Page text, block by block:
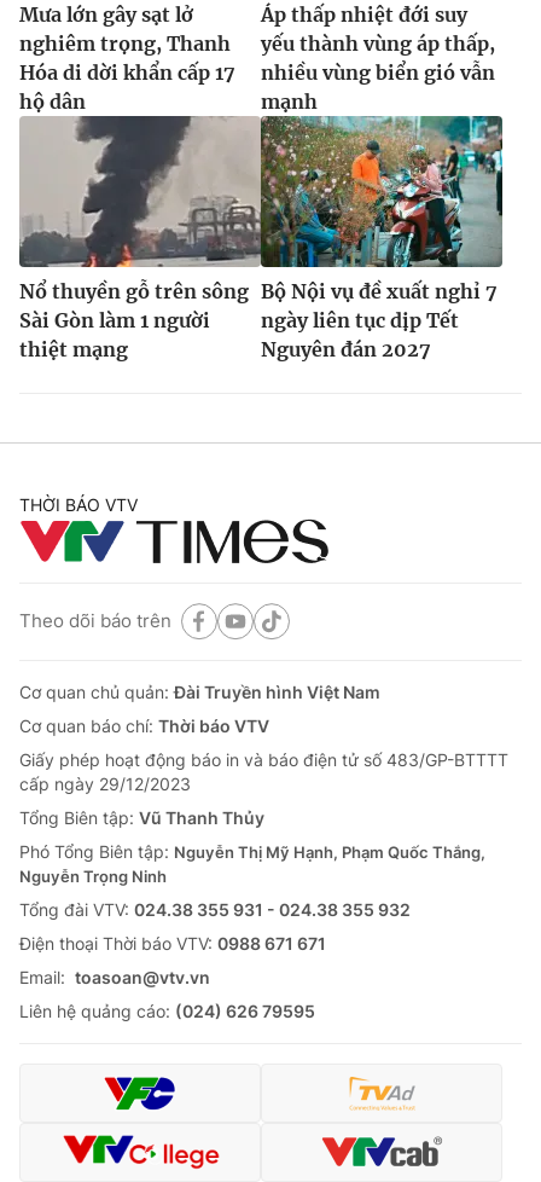
Mưa lớn gây sạt lở
nghiêm trọng, Thanh
Hóa di dời khẩn cấp 17
hộ dân
Áp thấp nhiệt đới suy
yếu thành vùng áp thấp,
nhiều vùng biển gió vẫn
mạnh
Nổ thuyền gỗ trên sông
Sài Gòn làm 1 người
thiệt mạng
Bộ Nội vụ đề xuất nghỉ 7
ngày liên tục dịp Tết
Nguyên đán 2027
THỜI BÁO VTV
Theo dõi báo trên
Cơ quan chủ quản:Đài Truyền hình Việt Nam
Cơ quan báo chí: Thời báo VTV
Giấy phép hoạt động báo in và báo điện tử số 483/GP-BTTTT
cấp ngày 29/12/2023
Tổng Biên tập: Vũ Thanh Thủy
Phó Tổng Biên tập: Nguyễn Thị Mỹ Hạnh, Phạm Quốc Thắng,
Nguyễn Trọng Ninh
Tổng đài VTV: 024.38 355 931 - 024.38 355 932
Ðiện thoại Thời báo VTV: 0988 671 671
Email: toasoan@vtv.vn
Liên hệ quảng cáo: (024) 626 79595